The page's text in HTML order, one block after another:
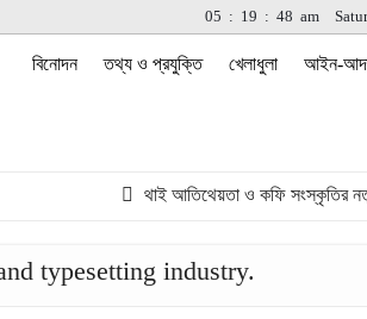
05 : 19 : 48 am
বিনোদন তথ্য ও প্রযুক্তি খেলাধুলা আইন-
থাই আতিথেয়তা ও কফি সংস্কৃতির নতুন
typesetting industry.